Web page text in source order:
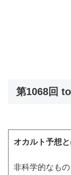
第1068回
オカルト予想と
非科学的なも